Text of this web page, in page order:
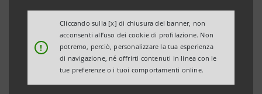
!
Cliccando sulla [x] di chiusura del banner, non
acconsenti all’uso dei cookie di profilazione. Non
potremo, perciò, personalizzare la tua esperienza
di navigazione, né offrirti contenuti in linea con le
tue preferenze o i tuoi comportamenti online.
Torino, Milano, 19 novembre2014– Si comunica che, in
ottemperanza alla vigente normativa, è stato reso
disponibile in data odierna presso la Sede sociale
nonché nel meccanismo di stoccaggio autorizzato